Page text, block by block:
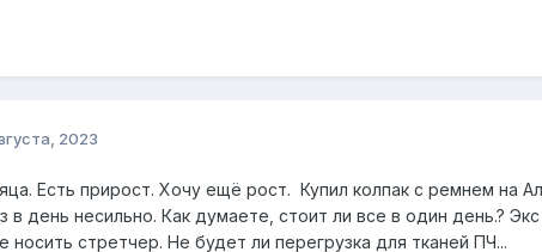
2023
Есть прирост. Хочу ещё рост. Купил колпак с ремнем на
в день несильно. Как думаете, стоит ли все в один день.?
носить стретчер. Не будет ли перегрузка для тканей ПЧ...